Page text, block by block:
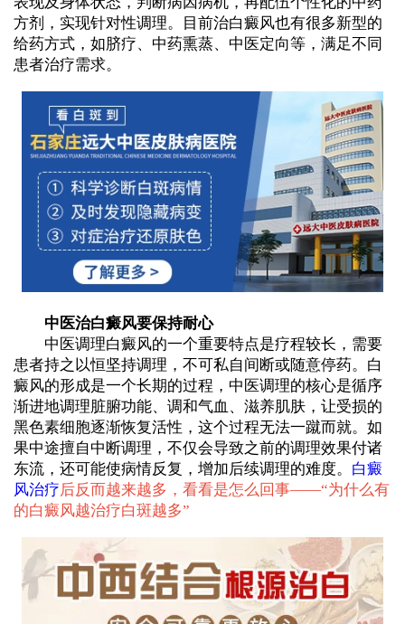
方剂，实现针对性调理。目前治白癜风也有很多新型的
给药方式，如脐疗、中药熏蒸、中医定向等，满足不同
患者治疗需求。
中医治白癜风要保持耐心
中医调理白癜风的一个重要特点是疗程较长，需要
患者持之以恒坚持调理，不可私自间断或随意停药。白
癜风的形成是一个长期的过程，中医调理的核心是循序
渐进地调理脏腑功能、调和气血、滋养肌肤，让受损的
黑色素细胞逐渐恢复活性，这个过程无法一蹴而就。如
果中途擅自中断调理，不仅会导致之前的调理效果付诸
东流，还可能使病情反复，增加后续调理的难度。 白癜
风治疗后反而越来越多，看看是怎么回事——“为什么有
的白癜风越治疗白斑越多”